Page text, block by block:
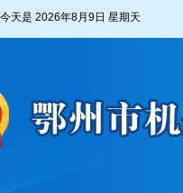
今天是 2026年8月9日 星期天